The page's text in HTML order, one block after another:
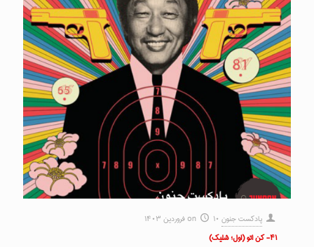
پادکست جنون on
۱۰ فروردین ۱۴۰۳
۴۱- کن اتو (اول؛ شلیک)